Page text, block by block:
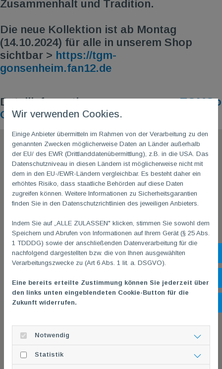
Zusammenhalt und Tradition.
Die neue Kollektion ist ab Montag
(14.10.2024) für alle in unserem Shop
sichtbar > https://tgm-
gonsenheim.fan12.de
Detailinformationen zu unserem >TGMGo
Online-Vereinsshop
Wir verwenden Cookies.
Einige Anbieter übermitteln im Rahmen von der Verarbeitung zu den
genannten Zwecken möglicherweise Daten an Länder außerhalb
der EU/ des EWR (Drittlanddatenübermittlung), z.B. in die USA. Das
Datenschutzniveau in diesen Ländern ist möglicherweise nicht mit
dem in den EU-/EWR-Ländern vergleichbar. Es besteht daher ein
erhöhtes Risiko, dass staatliche Behörden auf diese Daten
zugreifen können. Weitere Informationen zu Sicherheitsgarantien
finden Sie in den Datenschutzrichtlinien des jeweiligen Anbieters.
Indem Sie auf „ALLE ZULASSEN" klicken, stimmen Sie sowohl dem
Speichern und Abrufen von Informationen auf Ihrem Gerät (§ 25 Abs.
1 TDDDG) sowie der anschließenden Datenverarbeitung für die
nachfolgend dargestellten bzw. die von Ihnen ausgewählten
Verarbeitungszwecke zu (Art 6 Abs. 1 lit. a. DSGVO).
Eine bereits erteilte Zustimmung können Sie jederzeit über
den links unten eingeblendeten Cookie-Button für die
Zukunft widerrufen.
Notwendig
Statistik